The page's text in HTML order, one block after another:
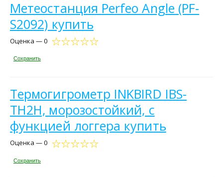
Метеостанция Perfeo Angle (PF-
S2092) купить
Оценка — 0
Сохранить
Термогигрометр INKBIRD IBS-
TH2H, морозостойкий, с
функцией логгера купить
Оценка — 0
Сохранить